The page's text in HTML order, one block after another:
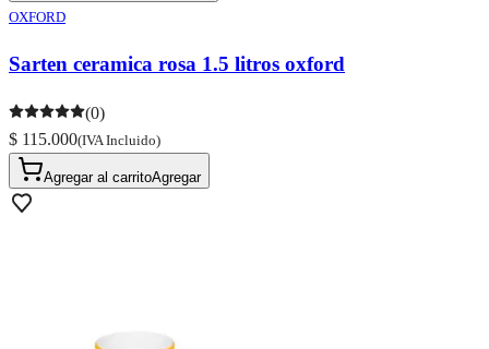
OXFORD
Sarten ceramica rosa 1.5 litros oxford
(0)
$ 115.000(IVA Incluido)
Agregar al carritoAgregar